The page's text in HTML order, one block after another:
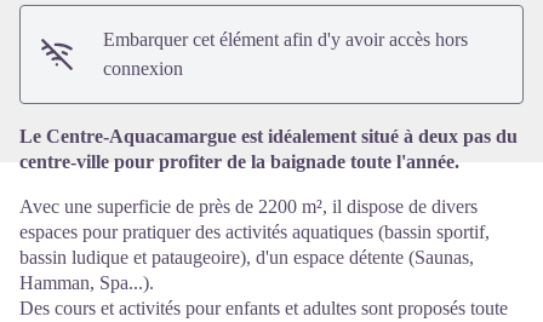
Embarquer cet élément afin d'y avoir accès hors
connexion
Le Centre-Aquacamargue est idéalement situé à deux pas du
centre-ville pour profiter de la baignade toute l'année.
Avec une superficie de près de 2200 m², il dispose de divers
espaces pour pratiquer des activités aquatiques (bassin sportif,
bassin ludique et pataugeoire), d'un espace détente (Saunas,
Hamman, Spa...).
Des cours et activités pour enfants et adultes sont proposés toute